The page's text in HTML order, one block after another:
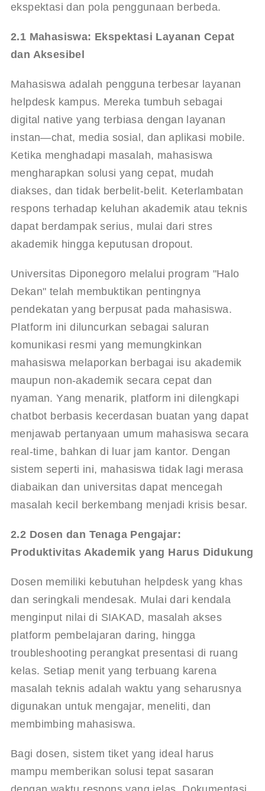
ekspektasi dan pola penggunaan berbeda.
2.1 Mahasiswa: Ekspektasi Layanan Cepat
dan Aksesibel
Mahasiswa adalah pengguna terbesar layanan
helpdesk kampus. Mereka tumbuh sebagai
digital native yang terbiasa dengan layanan
instan—chat, media sosial, dan aplikasi mobile.
Ketika menghadapi masalah, mahasiswa
mengharapkan solusi yang cepat, mudah
diakses, dan tidak berbelit-belit. Keterlambatan
respons terhadap keluhan akademik atau teknis
dapat berdampak serius, mulai dari stres
akademik hingga keputusan dropout.
Universitas Diponegoro melalui program "Halo
Dekan" telah membuktikan pentingnya
pendekatan yang berpusat pada mahasiswa.
Platform ini diluncurkan sebagai saluran
komunikasi resmi yang memungkinkan
mahasiswa melaporkan berbagai isu akademik
maupun non-akademik secara cepat dan
nyaman. Yang menarik, platform ini dilengkapi
chatbot berbasis kecerdasan buatan yang dapat
menjawab pertanyaan umum mahasiswa secara
real-time, bahkan di luar jam kantor. Dengan
sistem seperti ini, mahasiswa tidak lagi merasa
diabaikan dan universitas dapat mencegah
masalah kecil berkembang menjadi krisis besar.
2.2 Dosen dan Tenaga Pengajar:
Produktivitas Akademik yang Harus Didukung
Dosen memiliki kebutuhan helpdesk yang khas
dan seringkali mendesak. Mulai dari kendala
menginput nilai di SIAKAD, masalah akses
platform pembelajaran daring, hingga
troubleshooting perangkat presentasi di ruang
kelas. Setiap menit yang terbuang karena
masalah teknis adalah waktu yang seharusnya
digunakan untuk mengajar, meneliti, dan
membimbing mahasiswa.
Bagi dosen, sistem tiket yang ideal harus
mampu memberikan solusi tepat sasaran